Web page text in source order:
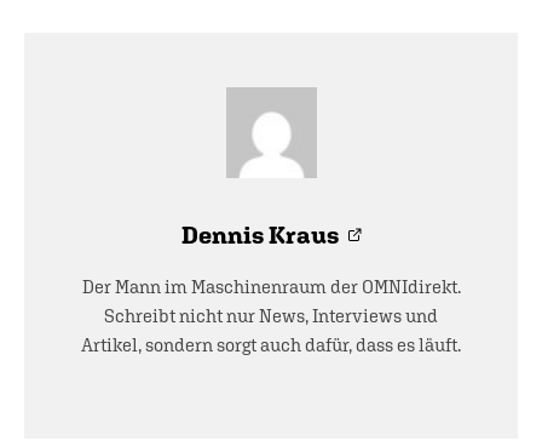
Dennis Kraus
Der Mann im Maschinenraum der OMNIdirekt.
Schreibt nicht nur News, Interviews und
Artikel, sondern sorgt auch dafür, dass es läuft.